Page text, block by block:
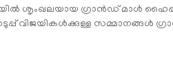
ശൃംഖലയായ ഗ്രാന്‍ഡ് മാള്‍
വിജയികള്‍ക്കുള്ള സമ്മാനങ്ങള്‍